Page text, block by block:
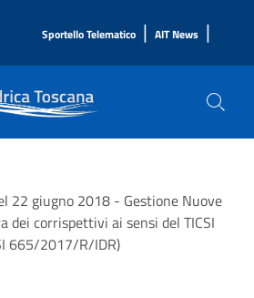
Sportello Telematico | AIT News |
22 giugno 2018 - Gestione Nuove
dei corrispettivi ai sensi del TICSI
665/2017/R/IDR)